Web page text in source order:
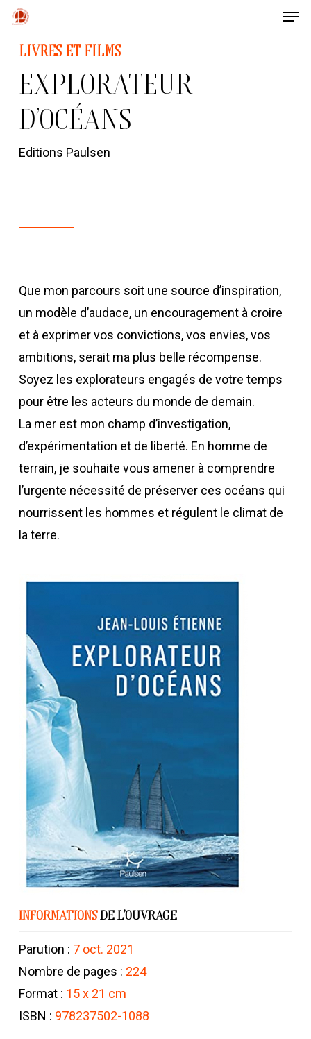
Skip
main
content
LIVRES ET FILMS
EXPLORATEUR
D’OCÉANS
Editions Paulsen
Que mon parcours soit une source d’inspiration,
un modèle d’audace, un encouragement à croire
et à exprimer vos convictions, vos envies, vos
ambitions, serait ma plus belle récompense.
Soyez les explorateurs engagés de votre temps
pour être les acteurs du monde de demain.
La mer est mon champ d’investigation,
d’expérimentation et de liberté. En homme de
terrain, je souhaite vous amener à comprendre
l’urgente nécessité de préserver ces océans qui
nourrissent les hommes et régulent le climat de
la terre.
INFORMATIONSDE L’OUVRAGE
Parution : 7 oct. 2021
Nombre de pages : 224
Format : 15 x 21 cm
ISBN : 978237502-1088